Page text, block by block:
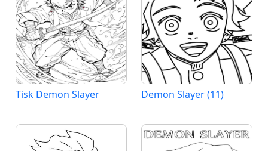
Tisk Demon Slayer Demon Slayer (11)